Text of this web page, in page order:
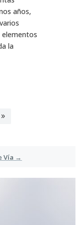
años,
la
Vía →